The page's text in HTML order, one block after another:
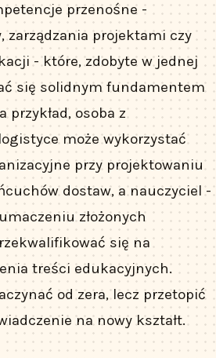
przenośne -
zarządzania projektami czy
- które, zdobyte w jednej
się solidnym fundamentem
przykład, osoba z
może wykorzystać
przy projektowaniu
dostaw, a nauczyciel -
złożonych
się na
treści edukacyjnych.
od zera, lecz przetopić
na nowy kształt.